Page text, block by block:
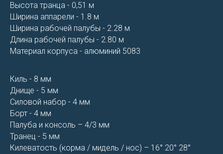
Высота транца - 0,51 м
Ширина аппарели - 1.8 м
Ширина рабочей палубы - 2.28 м
Длина рабочей палубы - 2.80 м
Материал корпуса - алюминий 5083
Киль - 8 мм
Днище - 5 мм
Силовой набор - 4 мм
Борт - 4 мм
Палуба и консоль – 4/3 мм
Транец - 5 мм
Килеватость (корма / мидель / нос) – 16° 20° 28°